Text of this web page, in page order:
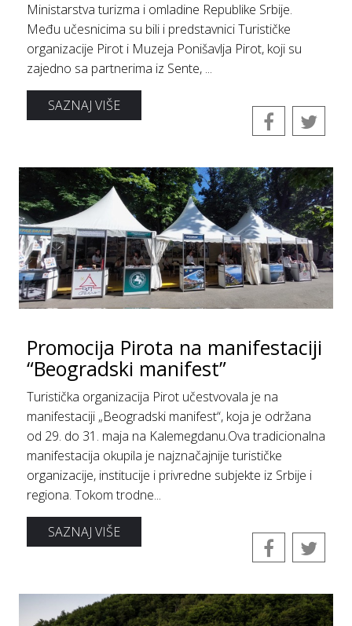
Ministarstva turizma i omladine Republike Srbije.
Među učesnicima su bili i predstavnici Turističke
organizacije Pirot i Muzeja Ponišavlja Pirot, koji su
zajedno sa partnerima iz Sente, ...
SAZNAJ VIŠE
Promocija Pirota na manifestaciji
“Beogradski manifest”
Turistička organizacija Pirot učestvovala je na
manifestaciji „Beogradski manifest“, koja je održana
od 29. do 31. maja na Kalemegdanu.Ova tradicionalna
manifestacija okupila je najznačajnije turističke
organizacije, institucije i privredne subjekte iz Srbije i
regiona. Tokom trodne...
SAZNAJ VIŠE